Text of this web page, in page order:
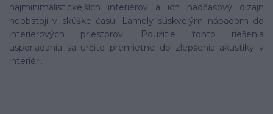
najminimalistickejších interiérov a ich nadčasový dizajn
neobstojí v skúške času. Lamely súskvelým nápadom do
interierových priestorov. Použitie tohto riešenia
usporiadania sa určite premietne do zlepšenia akustiky v
interiéri.